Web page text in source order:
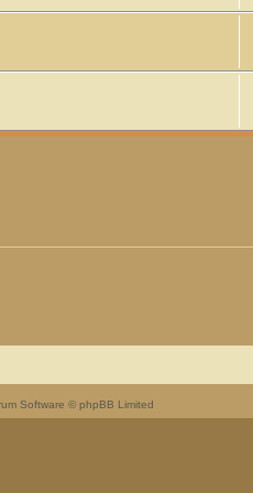
Software © phpBB Limited